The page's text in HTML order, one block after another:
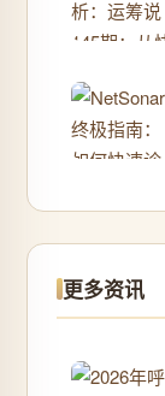
更多资讯